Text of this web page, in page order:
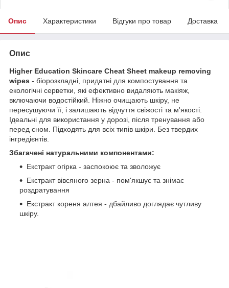
Опис Характеристики Відгуки про товар Доставка
Опис
Higher Education Skincare Cheat Sheet makeup removing
wipes - біорозкладні, придатні для компостування та
екологічні серветки, які ефективно видаляють макіяж,
включаючи водостійкий. Ніжно очищають шкіру, не
пересушуючи її, і залишають відчуття свіжості та м'якості.
Ідеальні для використання у дорозі, після тренування або
перед сном. Підходять для всіх типів шкіри. Без твердих
інгредієнтів.
Збагачені натуральними компонентами:
Екстракт огірка - заспокоює та зволожує
Екстракт вівсяного зерна - пом'якшує та знімає
роздратування
Екстракт кореня алтея - дбайливо доглядає чутливу
шкіру.